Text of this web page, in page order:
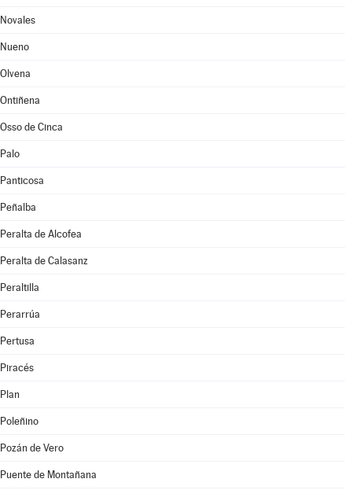
Novales
Nueno
Olvena
Ontiñena
Osso de Cinca
Palo
Panticosa
Peñalba
Peralta de Alcofea
Peralta de Calasanz
Peraltilla
Perarrúa
Pertusa
Piracés
Plan
Poleñino
Pozán de Vero
Puente de Montañana